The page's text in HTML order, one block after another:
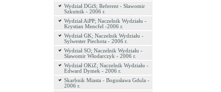
Wydział DGiS; Referent - Sławomir
Szkutnik - 2006 r.
Wydział AiPP; Naczelnik Wydziału -
Krystian Mencfel -2006 r.
Wydział GK; Naczelnik Wydziału -
Sylwester Piechota - 2006 r.
Wydział SO; Naczelnik Wydziału -
Sławomir Włodarczyk - 2006 r.
Wydział OKiZ; Naczelnik Wydziału -
Edward Dymek - 2006 r.
Skarbnik Miasta - Bogusława Gdula -
2006 r.